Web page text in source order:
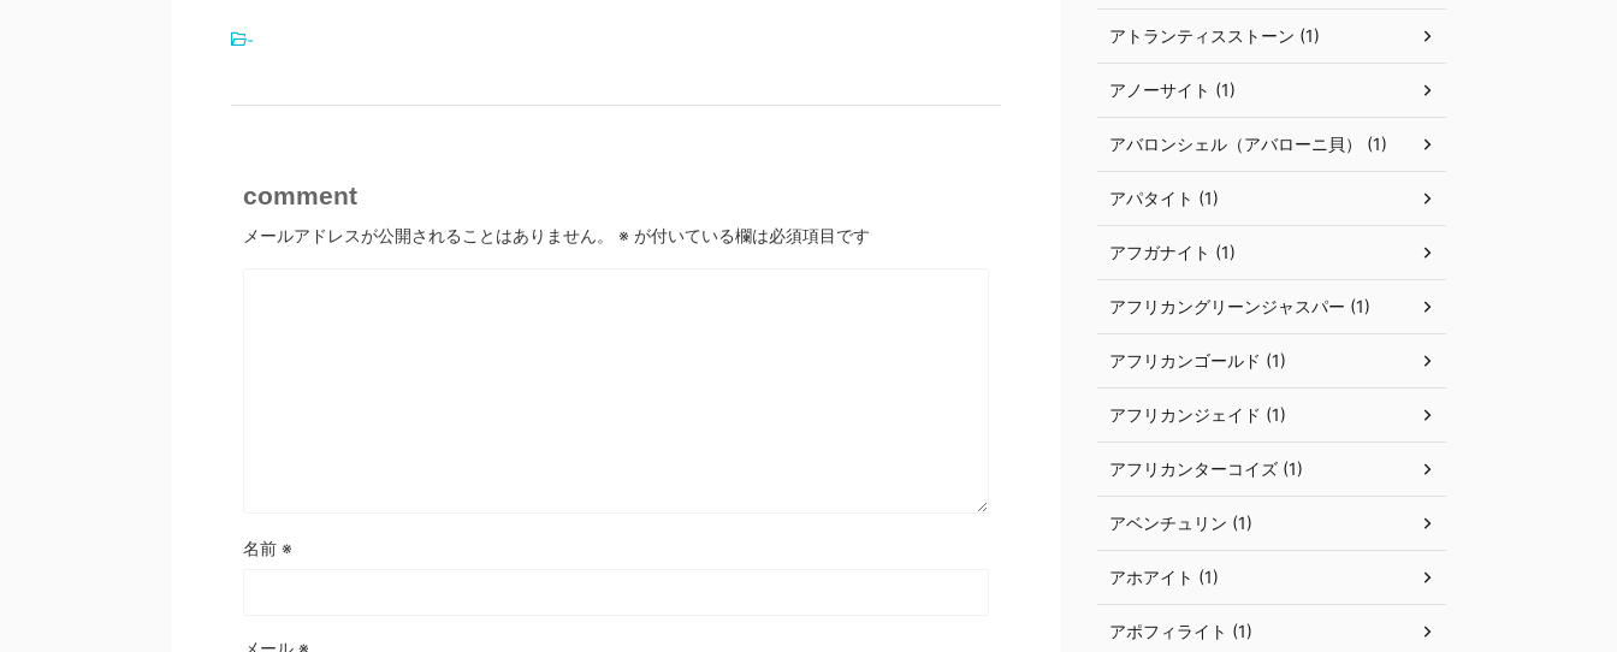
-
comment
メールアドレスが公開されることはありません。 ※ が付いている欄は必須項目です
名前 ※
アトランティスストーン (1)
アノーサイト (1)
アバロンシェル（アバローニ貝） (1)
アパタイト (1)
アフガナイト (1)
アフリカングリーンジャスパー (1)
アフリカンゴールド (1)
アフリカンジェイド (1)
アフリカンターコイズ (1)
アベンチュリン (1)
アホアイト (1)
アポフィライト (1)